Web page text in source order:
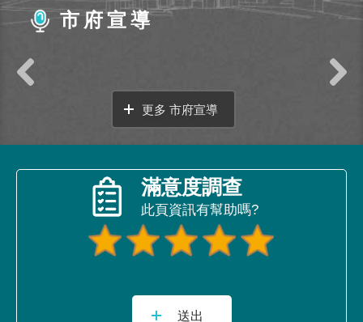
市府宣導
更多 市府宣導
滿意度調查
此頁資訊有幫助嗎?